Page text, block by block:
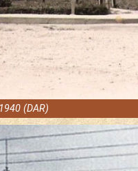
(DAR)